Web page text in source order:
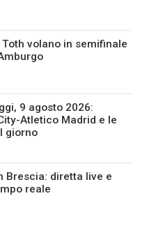
volano in semifinale
9 agosto 2026:
Atletico Madrid e le
giorno
Brescia: diretta live e
reale